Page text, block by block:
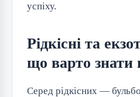
успіху.
Рідкісні та
що варто знати
Серед рідкісних —